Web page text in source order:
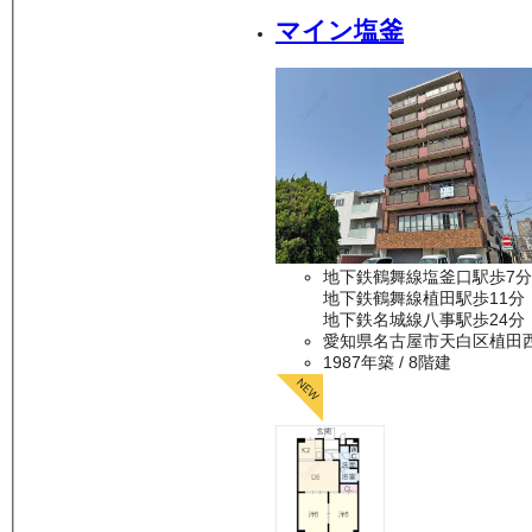
マイン塩釜
地下鉄鶴舞線塩釜口駅歩7分
地下鉄鶴舞線植田駅歩11分
地下鉄名城線八事駅歩24分
愛知県名古屋市天白区植田
1987年築 / 8階建